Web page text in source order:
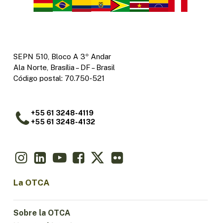
SEPN 510, Bloco A 3º Andar
Ala Norte, Brasília – DF – Brasil
Código postal: 70.750-521
+55 61 3248-4119
+55 61 3248-4132
La OTCA
Sobre la OTCA